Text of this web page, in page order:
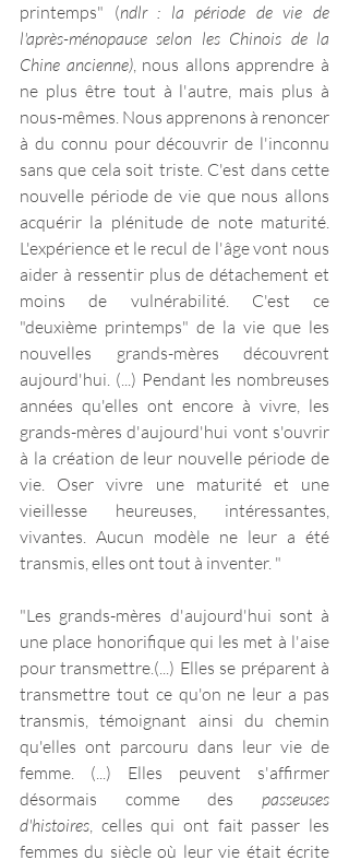
printemps" (ndlr : la période de vie de
l'après-ménopause selon les Chinois de la
Chine ancienne), nous allons apprendre à
ne plus être tout à l'autre, mais plus à
nous-mêmes. Nous apprenons à renoncer
à du connu pour découvrir de l'inconnu
sans que cela soit triste. C'est dans cette
nouvelle période de vie que nous allons
acquérir la plénitude de note maturité.
L'expérience et le recul de l'âge vont nous
aider à ressentir plus de détachement et
moins de vulnérabilité. C'est ce
"deuxième printemps" de la vie que les
nouvelles grands-mères découvrent
aujourd'hui. (...) Pendant les nombreuses
années qu'elles ont encore à vivre, les
grands-mères d'aujourd'hui vont s'ouvrir
à la création de leur nouvelle période de
vie. Oser vivre une maturité et une
vieillesse heureuses, intéressantes,
vivantes. Aucun modèle ne leur a été
transmis, elles ont tout à inventer. "
"Les grands-mères d'aujourd'hui sont à
une place honorifique qui les met à l'aise
pour transmettre.(...) Elles se préparent à
transmettre tout ce qu'on ne leur a pas
transmis, témoignant ainsi du chemin
qu'elles ont parcouru dans leur vie de
femme. (...) Elles peuvent s'affirmer
désormais comme des passeuses
d'histoires, celles qui ont fait passer les
femmes du siècle où leur vie était écrite